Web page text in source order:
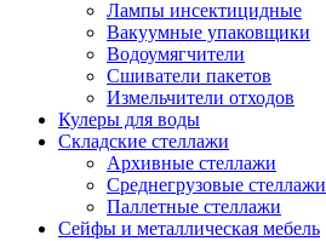
Лампы инсектицидные
Вакуумные упаковщики
Водоумягчители
Сшиватели пакетов
Измельчители отходов
Кулеры для воды
Складские стеллажи
Архивные стеллажи
Среднегрузовые стеллажи
Паллетные стеллажи
Сейфы и металлическая мебель